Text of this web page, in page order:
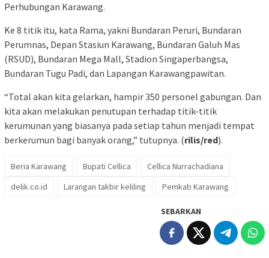
Perhubungan Karawang.
Ke 8 titik itu, kata Rama, yakni Bundaran Peruri, Bundaran
Perumnas, Depan Stasiun Karawang, Bundaran Galuh Mas
(RSUD), Bundaran Mega Mall, Stadion Singaperbangsa,
Bundaran Tugu Padi, dan Lapangan Karawangpawitan.
“Total akan kita gelarkan, hampir 350 personel gabungan. Dan
kita akan melakukan penutupan terhadap titik-titik
kerumunan yang biasanya pada setiap tahun menjadi tempat
berkerumun bagi banyak orang,” tutupnya. (rilis/red).
Beria Karawang Bupati Cellica
Cellica Nurrachadiana
delik.co.id
Larangan takbir keliling Pemkab Karawang
SEBARKAN